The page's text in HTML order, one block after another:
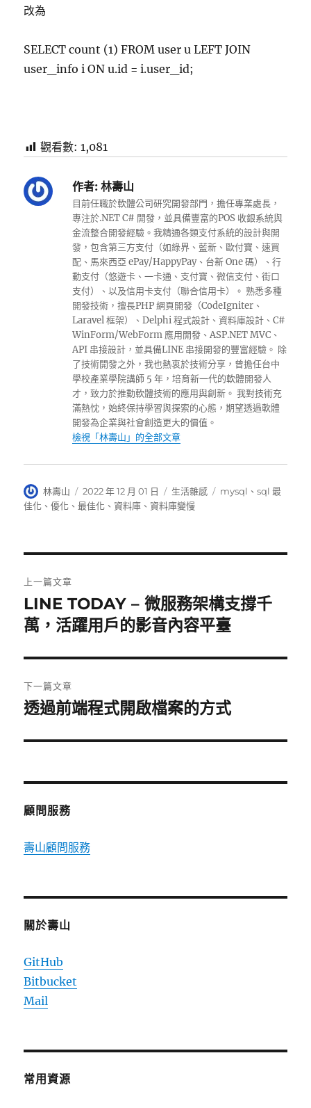
改為
SELECT count (1) FROM user u LEFT JOIN
user_info i ON u.id = i.user_id;
觀看數: 1,081
作者: 林壽山
目前任職於軟體公司研究開發部門，擔任專業處長，
專注於.NET C# 開發，並具備豐富的POS 收銀系統與
金流整合開發經驗。我精通各類支付系統的設計與開
發，包含第三方支付（如綠界、藍新、歐付寶、速買
配、馬來西亞 ePay/HappyPay、台新 One 碼）、行
動支付（悠遊卡、一卡通、支付寶、微信支付、街口
支付）、以及信用卡支付（聯合信用卡）。 熟悉多種
開發技術，擅長PHP 網頁開發（CodeIgniter、
Laravel 框架）、Delphi 程式設計、資料庫設計、C#
WinForm/WebForm 應用開發、ASP.NET MVC、
API 串接設計，並具備LINE 串接開發的豐富經驗。 除
了技術開發之外，我也熱衷於技術分享，曾擔任台中
學校產業學院講師 5 年，培育新一代的軟體開發人
才，致力於推動軟體技術的應用與創新。 我對技術充
滿熱忱，始終保持學習與探索的心態，期望透過軟體
開發為企業與社會創造更大的價值。
檢視「林壽山」的全部文章
作
者
林壽山
發
佈
2022 年 12 月 01 日
分
類
生活雜感
標
mysql 、sql 最
佳化 、優化 、最佳化 、資料庫 、資料庫變慢
章
導
覽
上一篇文章
上
一
文
章:
LINE TODAY – 微服務架構支撐千
萬，活躍用戶的影音內容平臺
下一篇文章
下
篇
章:
透過前端程式開啟檔案的方式
顧問服務
壽山顧問服務
關於壽山
GitHub
Bitbucket
Mail
常用資源